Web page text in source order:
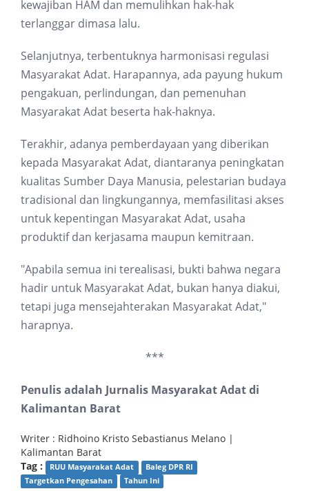
kewajiban HAM dan memulihkan hak-hak
terlanggar dimasa lalu.
Selanjutnya, terbentuknya harmonisasi regulasi
Masyarakat Adat. Harapannya, ada payung hukum
pengakuan, perlindungan, dan pemenuhan
Masyarakat Adat beserta hak-haknya.
Terakhir, adanya pemberdayaan yang diberikan
kepada Masyarakat Adat, diantaranya peningkatan
kualitas Sumber Daya Manusia, pelestarian budaya
tradisional dan lingkungannya, memfasilitasi akses
untuk kepentingan Masyarakat Adat, usaha
produktif dan kerjasama maupun kemitraan.
"Apabila semua ini terealisasi, bukti bahwa negara
hadir untuk Masyarakat Adat, bukan hanya diakui,
tetapi juga mensejahterakan Masyarakat Adat,"
harapnya.
***
Penulis adalah Jurnalis Masyarakat Adat di
Kalimantan Barat
Writer : Ridhoino Kristo Sebastianus Melano |
Kalimantan Barat
Tag :
RUU Masyarakat Adat
Baleg DPR RI
Targetkan Pengesahan
Tahun Ini